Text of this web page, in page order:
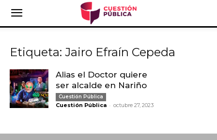
Etiqueta: Jairo Efraín Cepeda
Alias el Doctor quiere
ser alcalde en Nariño
Cuestión Pública
Cuestión Pública - octubre 27, 2023